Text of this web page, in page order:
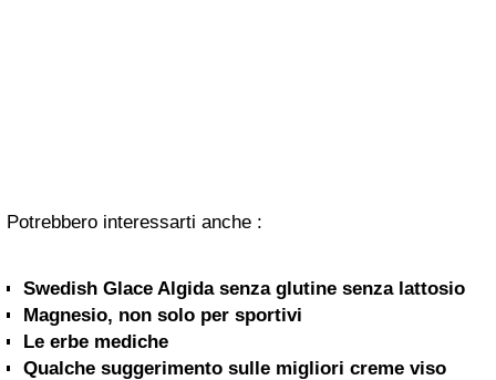
Potrebbero interessarti anche :
Swedish Glace Algida senza glutine senza lattosio
Magnesio, non solo per sportivi
Le erbe mediche
Qualche suggerimento sulle migliori creme viso